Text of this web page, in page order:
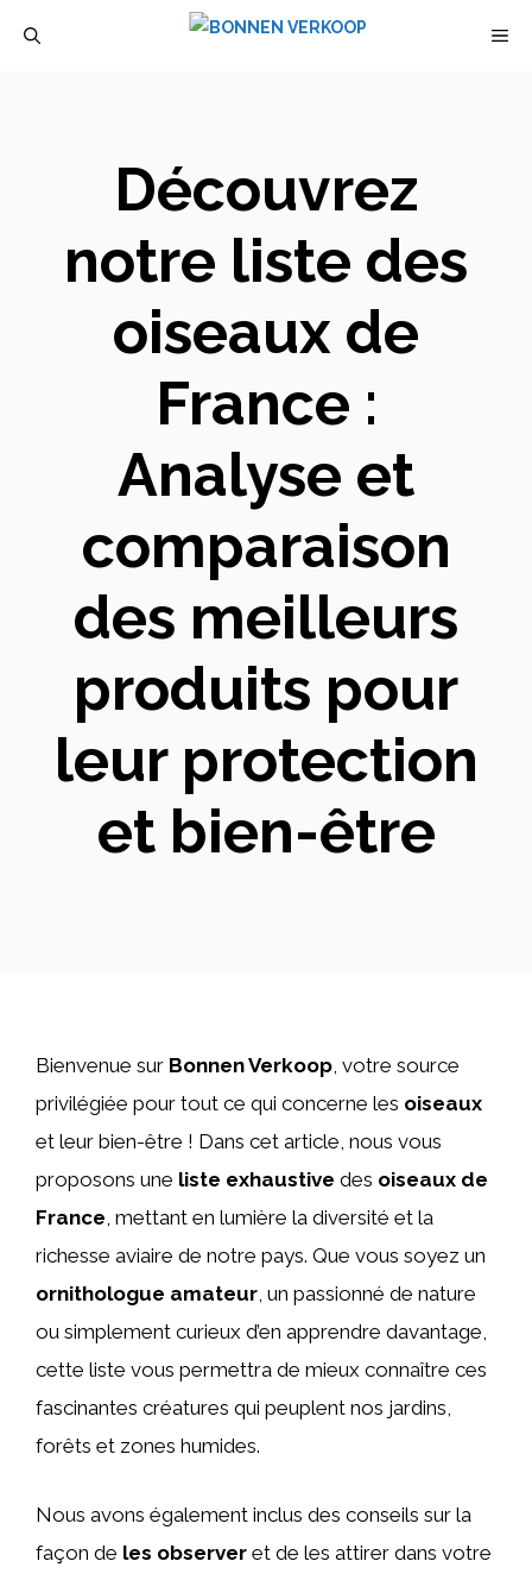
Découvrez
notre liste des
oiseaux de
France :
Analyse et
comparaison
des meilleurs
produits pour
leur protection
et bien-être
Bienvenue sur Bonnen Verkoop, votre source
privilégiée pour tout ce qui concerne les oiseaux
et leur bien-être ! Dans cet article, nous vous
proposons une liste exhaustive des oiseaux de
France, mettant en lumière la diversité et la
richesse aviaire de notre pays. Que vous soyez un
ornithologue amateur, un passionné de nature
ou simplement curieux d’en apprendre davantage,
cette liste vous permettra de mieux connaître ces
fascinantes créatures qui peuplent nos jardins,
forêts et zones humides.
Nous avons également inclus des conseils sur la
façon de les observer et de les attirer dans votre